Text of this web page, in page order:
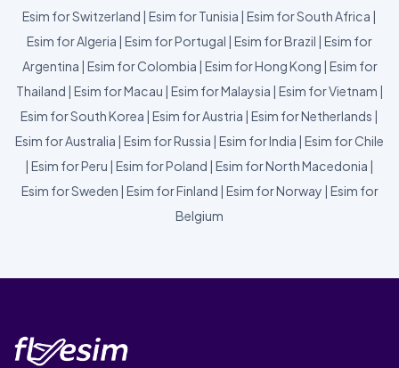
Esim for Switzerland | Esim for Tunisia | Esim for South Africa |
Esim for Algeria | Esim for Portugal | Esim for Brazil | Esim for
Argentina | Esim for Colombia | Esim for Hong Kong | Esim for
Thailand | Esim for Macau | Esim for Malaysia | Esim for Vietnam |
Esim for South Korea | Esim for Austria | Esim for Netherlands |
Esim for Australia | Esim for Russia | Esim for India | Esim for Chile
| Esim for Peru | Esim for Poland | Esim for North Macedonia |
Esim for Sweden | Esim for Finland | Esim for Norway | Esim for
Belgium